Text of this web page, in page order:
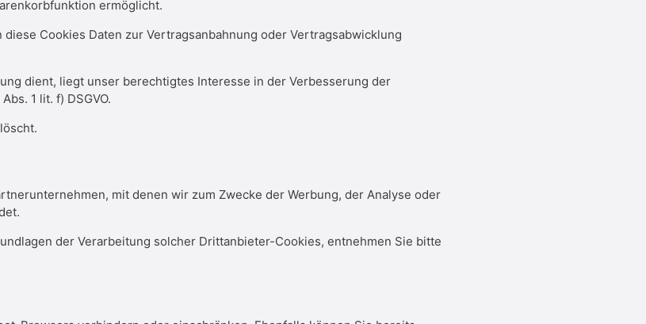
ermöglicht.
Cookies Daten zur Vertragsanbahnung oder Vertragsabwicklung
dient, liegt unser berechtigtes Interesse in der Verbesserung der
1 lit. f) DSGVO.
mit denen wir zum Zwecke der Werbung, der Analyse oder
der Verarbeitung solcher Drittanbieter-Cookies, entnehmen Sie bitte